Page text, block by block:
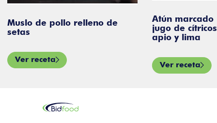
Muslo de pollo relleno de
setas
Ver receta
Atún marcado
jugo de
apio y lima
Ver receta